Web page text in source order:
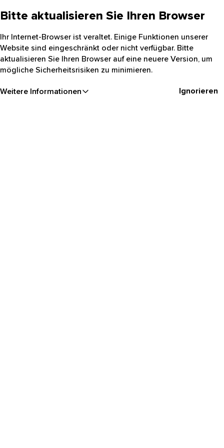
Bitte aktualisieren Sie Ihren Browser
Ihr Internet-Browser ist veraltet. Einige Funktionen unserer
Website sind eingeschränkt oder nicht verfügbar. Bitte
aktualisieren Sie Ihren Browser auf eine neuere Version, um
mögliche Sicherheitsrisiken zu minimieren.
Weitere Informationen Ignorieren